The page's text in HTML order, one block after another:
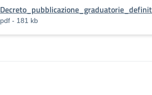
pdf - 181 kb